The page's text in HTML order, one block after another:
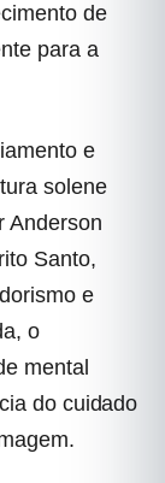
de
para a
e
solene
Anderson
Santo,
e
o
mental
do cuidado